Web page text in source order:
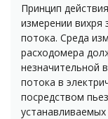
Принцип действия
измерении вихря
потока. Среда
расходомера
незначительной
потока в
посредством